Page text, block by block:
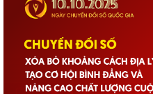
TB 09/UBBC
MƯỜNG KIM NHIỆM KỲ 2026-
Thời gian đăng: 08/01/2026
lượt xem: 199 | lượt tải:145
NQ 41/NQ-HĐND